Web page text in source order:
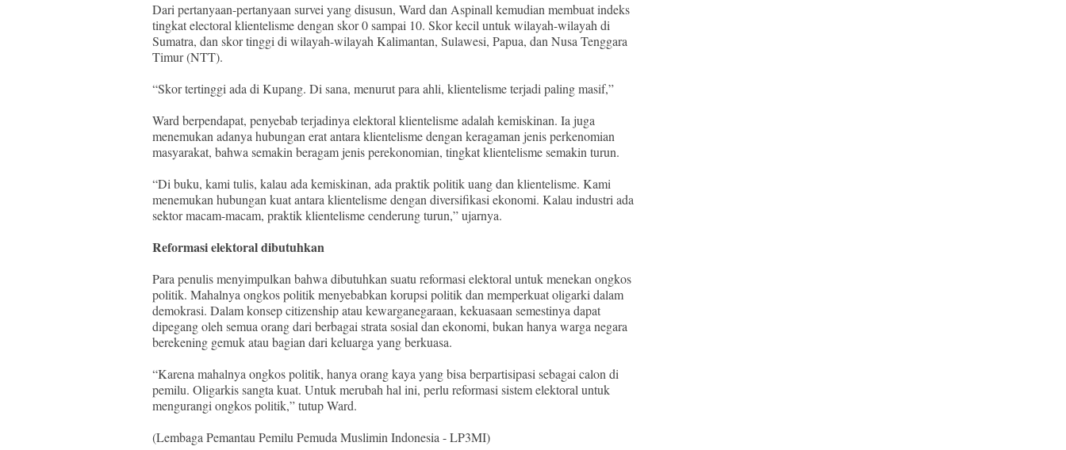
Dari pertanyaan-pertanyaan survei yang disusun, Ward dan Aspinall kemudian membuat indeks
tingkat electoral klientelisme dengan skor 0 sampai 10. Skor kecil untuk wilayah-wilayah di
Sumatra, dan skor tinggi di wilayah-wilayah Kalimantan, Sulawesi, Papua, dan Nusa Tenggara
Timur (NTT).
“Skor tertinggi ada di Kupang. Di sana, menurut para ahli, klientelisme terjadi paling masif,”
Ward berpendapat, penyebab terjadinya elektoral klientelisme adalah kemiskinan. Ia juga
menemukan adanya hubungan erat antara klientelisme dengan keragaman jenis perkenomian
masyarakat, bahwa semakin beragam jenis perekonomian, tingkat klientelisme semakin turun.
“Di buku, kami tulis, kalau ada kemiskinan, ada praktik politik uang dan klientelisme. Kami
menemukan hubungan kuat antara klientelisme dengan diversifikasi ekonomi. Kalau industri ada
sektor macam-macam, praktik klientelisme cenderung turun,” ujarnya.
Reformasi elektoral dibutuhkan
Para penulis menyimpulkan bahwa dibutuhkan suatu reformasi elektoral untuk menekan ongkos
politik. Mahalnya ongkos politik menyebabkan korupsi politik dan memperkuat oligarki dalam
demokrasi. Dalam konsep citizenship atau kewarganegaraan, kekuasaan semestinya dapat
dipegang oleh semua orang dari berbagai strata sosial dan ekonomi, bukan hanya warga negara
berekening gemuk atau bagian dari keluarga yang berkuasa.
“Karena mahalnya ongkos politik, hanya orang kaya yang bisa berpartisipasi sebagai calon di
pemilu. Oligarkis sangta kuat. Untuk merubah hal ini, perlu reformasi sistem elektoral untuk
mengurangi ongkos politik,” tutup Ward.
(Lembaga Pemantau Pemilu Pemuda Muslimin Indonesia - LP3MI)